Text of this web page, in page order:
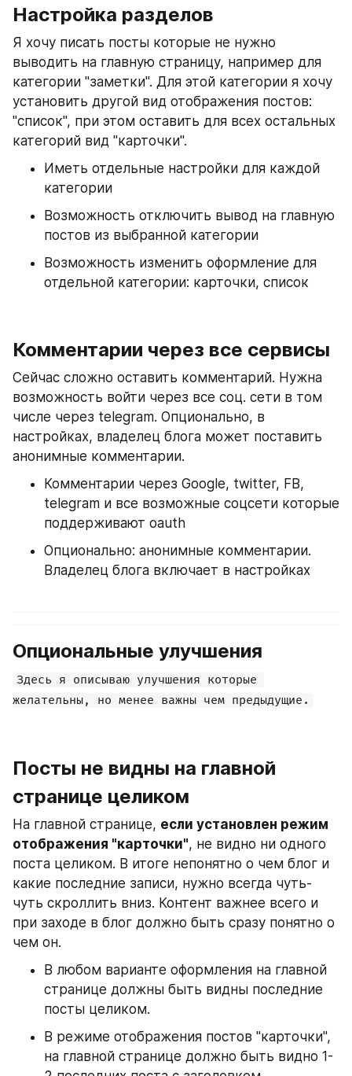
Настройка разделов
Я хочу писать посты которые не нужно
выводить на главную страницу, например для
категории "заметки". Для этой категории я хочу
установить другой вид отображения постов:
"список", при этом оставить для всех остальных
категорий вид "карточки".
Иметь отдельные настройки для каждой
категории
Возможность отключить вывод на главную
постов из выбранной категории
Возможность изменить оформление для
отдельной категории: карточки, список
Комментарии через все сервисы
Сейчас сложно оставить комментарий. Нужна
возможность войти через все соц. сети в том
числе через telegram. Опционально, в
настройках, владелец блога может поставить
анонимные комментарии.
Комментарии через Google, twitter, FB,
telegram и все возможные соцсети которые
поддерживают oauth
Опционально: анонимные комментарии.
Владелец блога включает в настройках
Опциональные улучшения
Здесь я описываю улучшения которые
желательны, но менее важны чем предыдущие.
Посты не видны на главной
странице целиком
На главной странице, если установлен режим
отображения "карточки", не видно ни одного
поста целиком. В итоге непонятно о чем блог и
какие последние записи, нужно всегда чуть-
чуть скроллить вниз. Контент важнее всего и
при заходе в блог должно быть сразу понятно о
чем он.
В любом варианте оформления на главной
странице должны быть видны последние
посты целиком.
В режиме отображения постов "карточки",
на главной странице должно быть видно 1-